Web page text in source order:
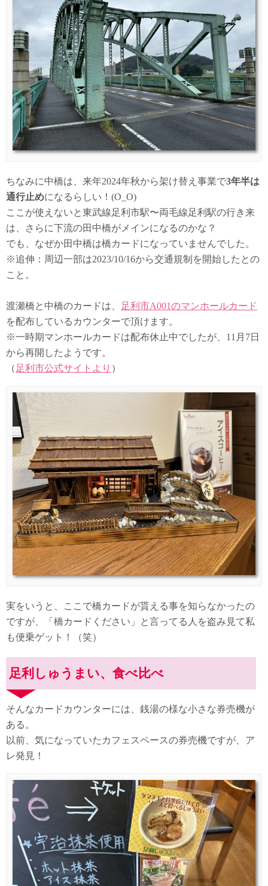
ちなみに中橋は、来年2024年秋から架け替え事業で3年半は
通行止めになるらしい！(O_O)
ここが使えないと東武線足利市駅〜両毛線足利駅の行き来
は、さらに下流の田中橋がメインになるのかな？
でも、なぜか田中橋は橋カードになっていませんでした。
※追伸：周辺一部は2023/10/16から交通規制を開始したとの
こと。
渡瀬橋と中橋のカードは、
足利市A001のマンホールカード
を配布しているカウンターで頂けます。
※一時期マンホールカードは配布休止中でしたが、11月7日
から再開したようです。
（ 足利市公式サイトより ）
実をいうと、ここで橋カードが貰える事を知らなかったの
ですが、「橋カードください」と言ってる人を盗み見て私
も便乗ゲット！（笑）
足利しゅうまい、食べ比べ
そんなカードカウンターには、銭湯の様な小さな券売機が
ある。
以前、気になっていたカフェスペースの券売機ですが、ア
レ発見！